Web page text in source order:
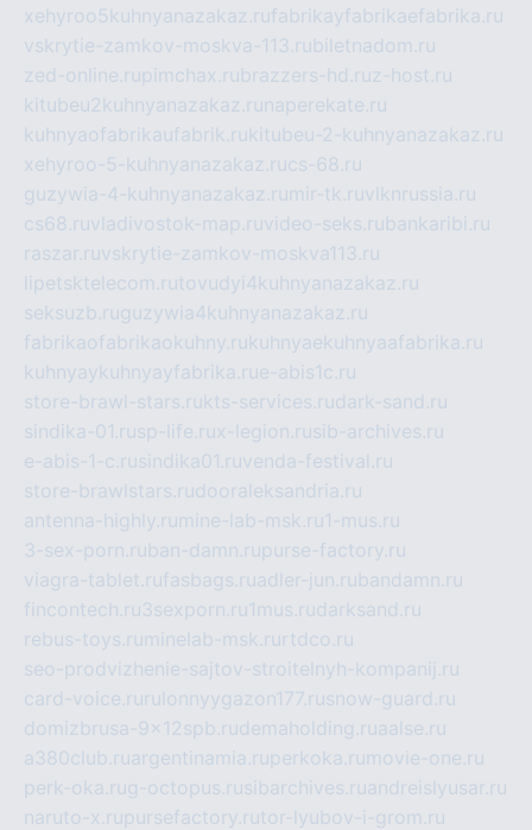
xehyroo5kuhnyanazakaz.rufabrikayfabrikaefabrika.ru
vskrytie-zamkov-moskva-113.rubiletnadom.ru
zed-online.rupimchax.rubrazzers-hd.ruz-host.ru
kitubeu2kuhnyanazakaz.ru naperekate.ru
kuhnyaofabrikaufabrik.rukitubeu-2-kuhnyanazakaz.ru
xehyroo-5-kuhnyanazakaz.rucs-68.ru
guzywia-4-kuhnyanazakaz.ru mir-tk.ruvlknrussia.ru
cs68.ruvladivostok-map.ruvideo-seks.rubankaribi.ru
raszar.ruvskrytie-zamkov-moskva113.ru
lipetsktelecom.rutovudyi4kuhnyanazakaz.ru
seksuzb.ruguzywia4kuhnyanazakaz.ru
fabrikaofabrikaokuhny.rukuhnyaekuhnyaafabrika.ru
kuhnyaykuhnyayfabrika.rue-abis1c.ru
store-brawl-stars.rukts-services.rudark-sand.ru
sindika-01.rusp-life.rux-legion.rusib-archives.ru
e-abis-1-c.rusindika01.ruvenda-festival.ru
store-brawlstars.rudooraleksandria.ru
antenna-highly.ru mine-lab-msk.ru1-mus.ru
3-sex-porn.ruban-damn.rupurse-factory.ru
viagra-tablet.rufasbags.ruadler-jun.rubandamn.ru
fincontech.ru3sexporn.ru1mus.rudarksand.ru
rebus-toys.ru minelab-msk.ru rtdco.ru
seo-prodvizhenie-sajtov-stroitelnyh-kompanij.ru
card-voice.ru rulonnyygazon177.rusnow-guard.ru
domizbrusa-9x12spb.rudemaholding.ruaalse.ru
a380club.ruargentinamia.ruperkoka.ru movie-one.ru
perk-oka.rug-octopus.rusibarchives.ruandreislyusar.ru
naruto-x.rupursefactory.rutor-lyubov-i-grom.ru